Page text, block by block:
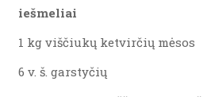
iešmeliai
1 kg viščiukų ketvirčių mėsos
6 v. š. garstyčių